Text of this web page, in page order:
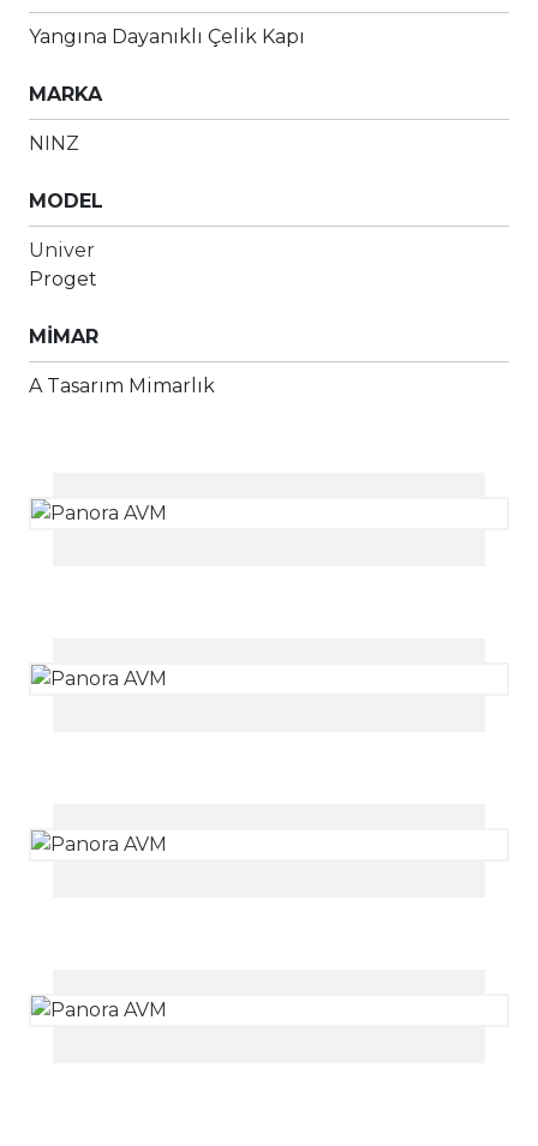
Yangına Dayanıklı Çelik Kapı
MARKA
NINZ
MODEL
Univer
Proget
MİMAR
A Tasarım Mimarlık